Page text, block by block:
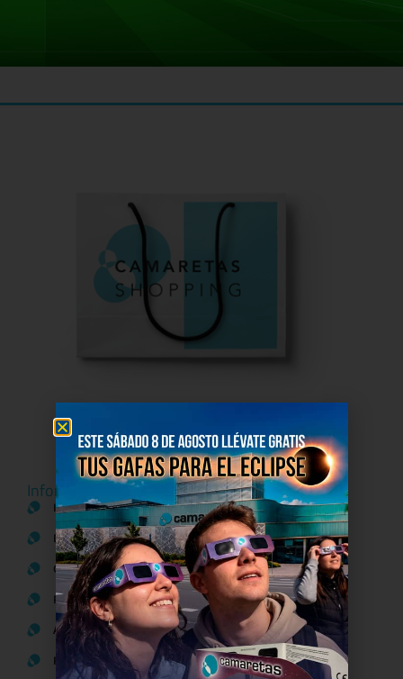
Información del centro
Información general
Directorio de tiendas y Planos
Contacto
Política de Privacidad
Aviso Legal
Política de Cookies